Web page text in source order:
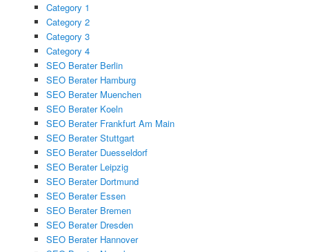
Category 1
Category 2
Category 3
Category 4
SEO Berater Berlin
SEO Berater Hamburg
SEO Berater Muenchen
SEO Berater Koeln
SEO Berater Frankfurt Am Main
SEO Berater Stuttgart
SEO Berater Duesseldorf
SEO Berater Leipzig
SEO Berater Dortmund
SEO Berater Essen
SEO Berater Bremen
SEO Berater Dresden
SEO Berater Hannover